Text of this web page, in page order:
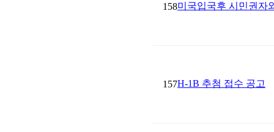
158미국입국후 시민권자
157H-1B 추첨 접수 공고